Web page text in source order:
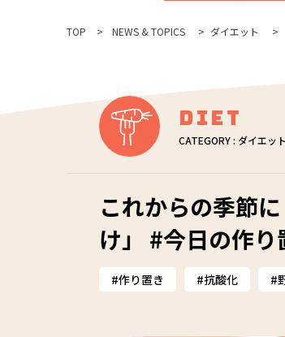
TOP NEWS & TOPICS ダイエット
Diet
CATEGORY : ダイエッ
これからの季節
け」 #今日の作り
作り置き 抗酸化